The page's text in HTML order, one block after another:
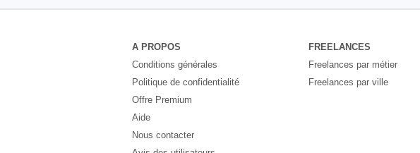
A PROPOS
Conditions générales
Politique de confidentialité
Offre Premium
Aide
Nous contacter
FREELANCES
Freelances par métier
Freelances par ville